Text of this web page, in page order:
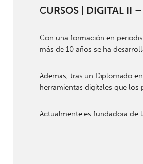
CURSOS| DIGITAL II –
Con una formación en
más de 10 años se ha
Además, tras un Diplomado
herramientas digitales que los
Actualmente es fundadora de